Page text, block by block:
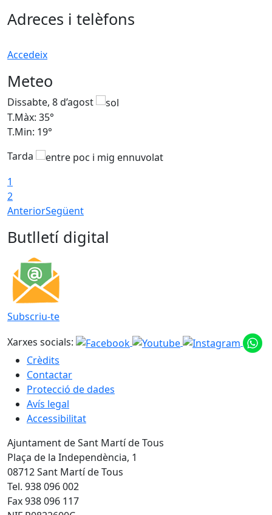
Adreces i telèfons
Accedeix
Meteo
Dissabte, 8 d’agost
T.Màx: 35°
T.Min: 19°
Tarda
1
2
AnteriorSegüent
Butlletí digital
Subscriu-te
Xarxes socials:
Crèdits
Contactar
Protecció de dades
Avís legal
Accessibilitat
Ajuntament de Sant Martí de Tous
Plaça de la Independència, 1
08712 Sant Martí de Tous
Tel. 938 096 002
Fax 938 096 117